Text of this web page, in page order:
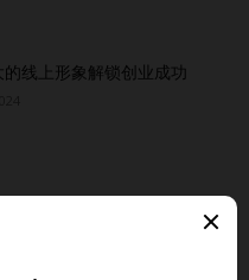
引力和记忆点。 第五条
线社区中同样重要。
Ramirez指出，通过
确的内容标准，可以让用
增强社区成员的归属感，
功能和机制，如论坛、讨论
的线上形象解锁创业成功